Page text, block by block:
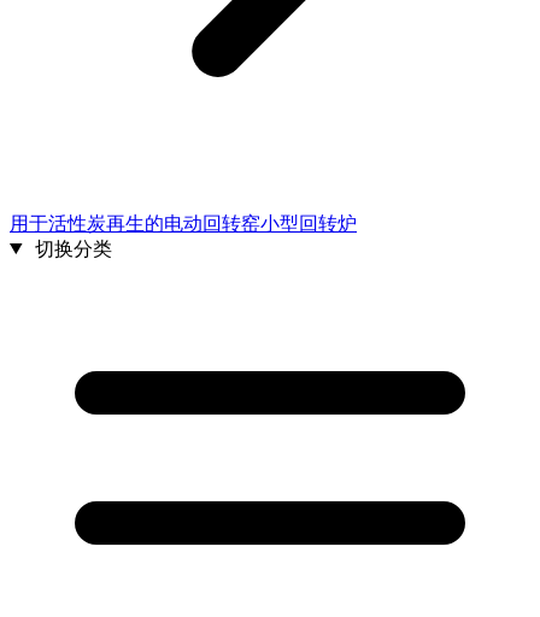
用于活性炭再生的电动回转窑小型回转炉
切换分类